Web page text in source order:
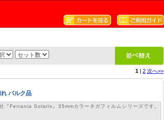
1 | 2 次へ>>
バルク品
『Ferrania Solaris』35mmカラーネガフィルムシリーズです。